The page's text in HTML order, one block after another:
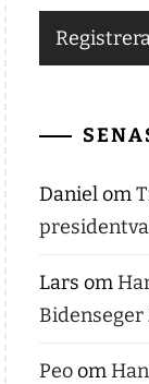
Danielom
Lars om
Bidenseger
Peoom